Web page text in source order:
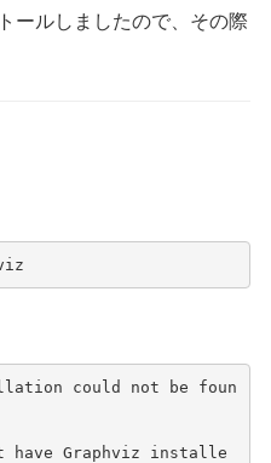
ールしましたので、その際
could not be
foun
have Graphviz
installe